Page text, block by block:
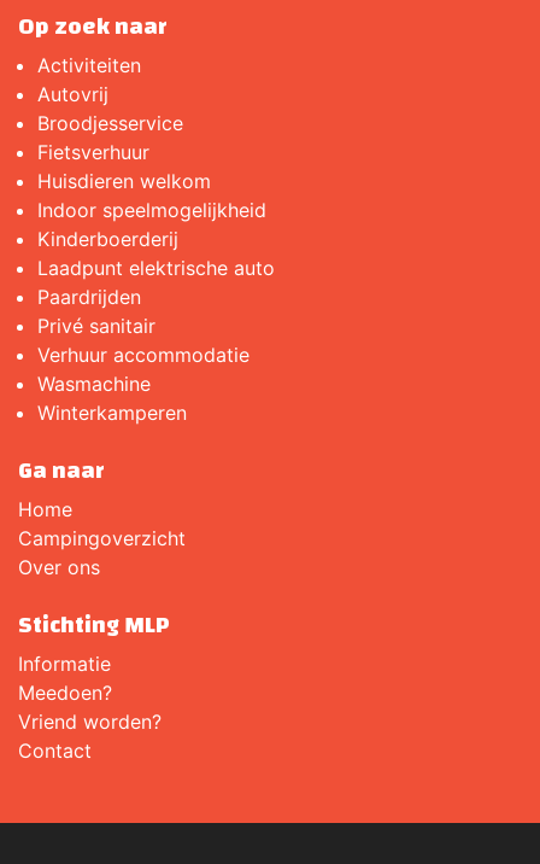
Op zoek naar
Activiteiten
Autovrij
Broodjes­service
Fietsverhuur
Huisdieren welkom
Indoor speelmogelijkheid
Kinderboerderij
Laadpunt elektrische auto
Paardrijden
Privé sanitair
Verhuur accommodatie
Wasmachine
Winterkamperen
Ga naar
Home
Campingoverzicht
Over ons
Stichting MLP
Informatie
Meedoen?
Vriend worden?
Contact